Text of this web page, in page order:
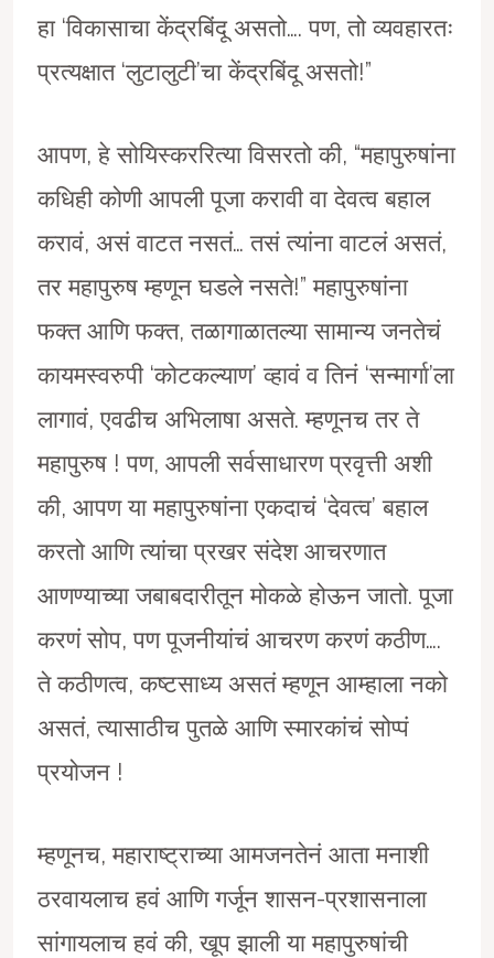
हा ‘विकासाचा केंद्रबिंदू असतो…. पण, तो व्यवहारतः
प्रत्यक्षात ‘लुटालुटी’चा केंद्रबिंदू असतो!”
आपण, हे सोयिस्कररित्या विसरतो की, “महापुरुषांना
कधिही कोणी आपली पूजा करावी वा देवत्व बहाल
करावं, असं वाटत नसतं… तसं त्यांना वाटलं असतं,
तर महापुरुष म्हणून घडले नसते!” महापुरुषांना
फक्त आणि फक्त, तळागाळातल्या सामान्य जनतेचं
कायमस्वरुपी ‘कोटकल्याण’ व्हावं व तिनं ‘सन्मार्गा’ला
लागावं, एवढीच अभिलाषा असते. म्हणूनच तर ते
महापुरुष ! पण, आपली सर्वसाधारण प्रवृत्ती अशी
की, आपण या महापुरुषांना एकदाचं ‘देवत्व’ बहाल
करतो आणि त्यांचा प्रखर संदेश आचरणात
आणण्याच्या जबाबदारीतून मोकळे होऊन जातो. पूजा
करणं सोप, पण पूजनीयांचं आचरण करणं कठीण….
ते कठीणत्व, कष्टसाध्य असतं म्हणून आम्हाला नको
असतं, त्यासाठीच पुतळे आणि स्मारकांचं सोप्पं
प्रयोजन !
म्हणूनच, महाराष्ट्राच्या आमजनतेनं आता मनाशी
ठरवायलाच हवं आणि गर्जून शासन-प्रशासनाला
सांगायलाच हवं की, खूप झाली या महापुरुषांची